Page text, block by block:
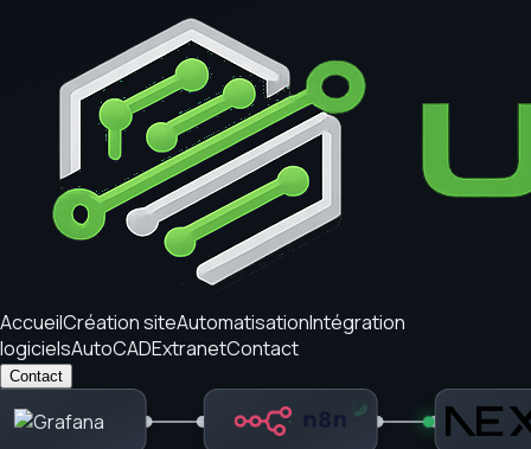
AccueilCréation siteAutomatisationIntégration
logicielsAutoCADExtranetContact
Contact
✓